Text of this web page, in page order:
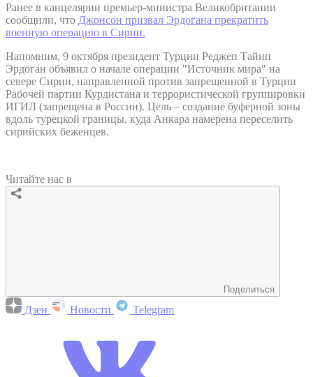
Ранее в канцелярии премьер-министра Великобритании
сообщили, что Джонсон призвал Эрдогана прекратить
военную операцию в Сирии.
Напомним, 9 октября президент Турции Реджеп Тайип
Эрдоган объявил о начале операции "Источник мира" на
севере Сирии, направленной против запрещенной в Турции
Рабочей партии Курдистана и террористической группировки
ИГИЛ (запрещена в России). Цель – создание буферной зоны
вдоль турецкой границы, куда Анкара намерена переселить
сирийских беженцев.
Читайте нас в
Поделиться
Дзен Новости Telegram